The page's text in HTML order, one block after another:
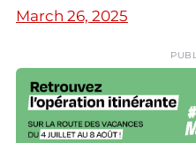
March 26, 2025